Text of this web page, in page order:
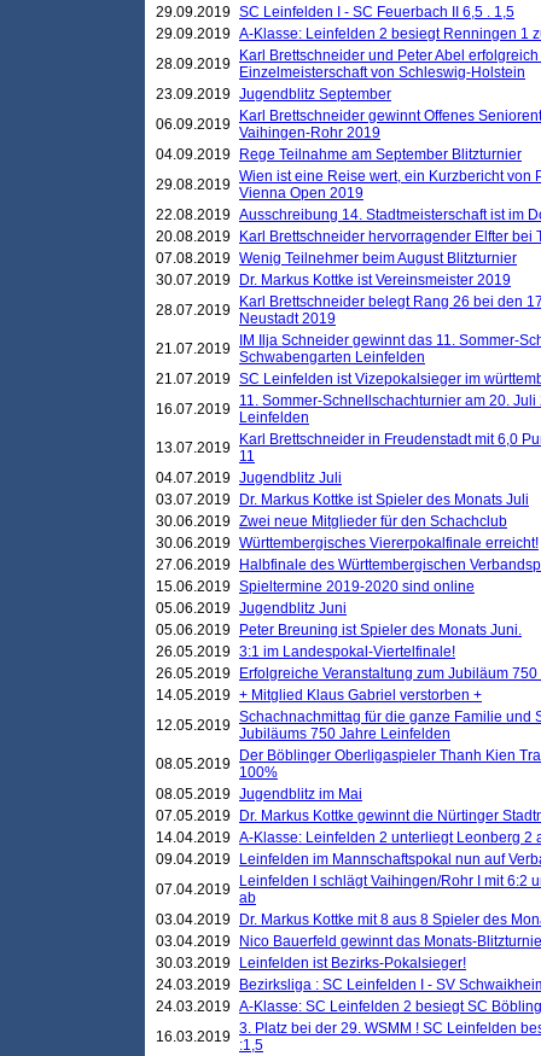
29.09.2019 SC Leinfelden I - SC Feuerbach II 6,5 . 1,5
29.09.2019 A-Klasse: Leinfelden 2 besiegt Renningen 1
28.09.2019
Karl Brettschneider und Peter Abel
Einzelmeisterschaft von Schleswig-Holstein
23.09.2019 Jugendblitz September
06.09.2019
Karl Brettschneider gewinnt Offenes
Vaihingen-Rohr 2019
04.09.2019
Rege Teilnahme am September Blitzturnier
29.08.2019 Wien ist eine Reise wert, ein Kurzbericht von
Vienna Open 2019
22.08.2019 Ausschreibung 14. Stadtmeisterschaft ist im
20.08.2019
Karl Brettschneider hervorragender Elfter bei
07.08.2019 Wenig Teilnehmer beim August Blitzturnier
30.07.2019
Dr. Markus Kottke ist Vereinsmeister 2019
28.07.2019
Karl Brettschneider belegt Rang 26 bei den
Neustadt 2019
21.07.2019
IM Ilja Schneider gewinnt das 11. Sommer-
Schwabengarten Leinfelden
21.07.2019 SC Leinfelden ist Vizepokalsieger im
16.07.2019 11. Sommer-Schnellschachturnier am 20.
Leinfelden
13.07.2019
Karl Brettschneider in Freudenstadt mit 6,0
11
04.07.2019 Jugendblitz Juli
03.07.2019
Dr. Markus Kottke ist Spieler des Monats Juli
30.06.2019 Zwei neue Mitglieder für den Schachclub
30.06.2019 Württembergisches Viererpokalfinale erreicht!
27.06.2019
Halbfinale des Württembergischen
15.06.2019 Spieltermine 2019-2020 sind online
05.06.2019 Jugendblitz Juni
05.06.2019
Peter Breuning ist Spieler des Monats Juni.
26.05.2019 3:1 im Landespokal-Viertelfinale!
26.05.2019
Erfolgreiche Veranstaltung zum Jubiläum
14.05.2019 + Mitglied Klaus Gabriel verstorben +
12.05.2019 Schachnachmittag für die ganze Familie und
Jubiläums 750 Jahre Leinfelden
08.05.2019
Der Böblinger Oberligaspieler Thanh Kien
100%
08.05.2019 Jugendblitz im Mai
07.05.2019
Dr. Markus Kottke gewinnt die Nürtinger
14.04.2019 A-Klasse: Leinfelden 2 unterliegt Leonberg 2
09.04.2019
Leinfelden im Mannschaftspokal nun auf
07.04.2019
Leinfelden I schlägt Vaihingen/Rohr I mit 6:2
ab
03.04.2019
Dr. Markus Kottke mit 8 aus 8 Spieler des
03.04.2019
Nico Bauerfeld gewinnt das Monats-
30.03.2019
Leinfelden ist Bezirks-Pokalsieger!
24.03.2019
Bezirksliga : SC Leinfelden I - SV
24.03.2019 A-Klasse: SC Leinfelden 2 besiegt SC
16.03.2019 3. Platz bei der 29. WSMM ! SC Leinfelden
:1,5